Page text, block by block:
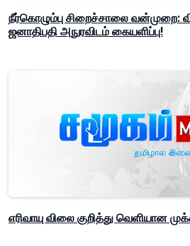
நீர்கொழும்பு சிறைச்சாலை வன்முறை:
ஜனாதிபதி அநுரவிடம் கையளிப்பு!
எரிவாயு விலை குறித்து வெளியான